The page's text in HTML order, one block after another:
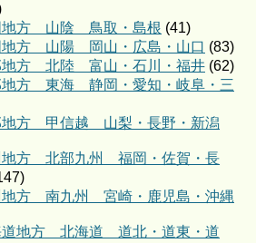
方 山陰 鳥取・島根 (41)
方 山陽 岡山・広島・山口 (83)
方 北陸 富山・石川・福井 (62)
方 東海 静岡・愛知・岐阜・三
方 甲信越 山梨・長野・新潟
方 北部九州 福岡・佐賀・長
方 南九州 宮崎・鹿児島・沖縄
地方 北海道 道北・道東・道